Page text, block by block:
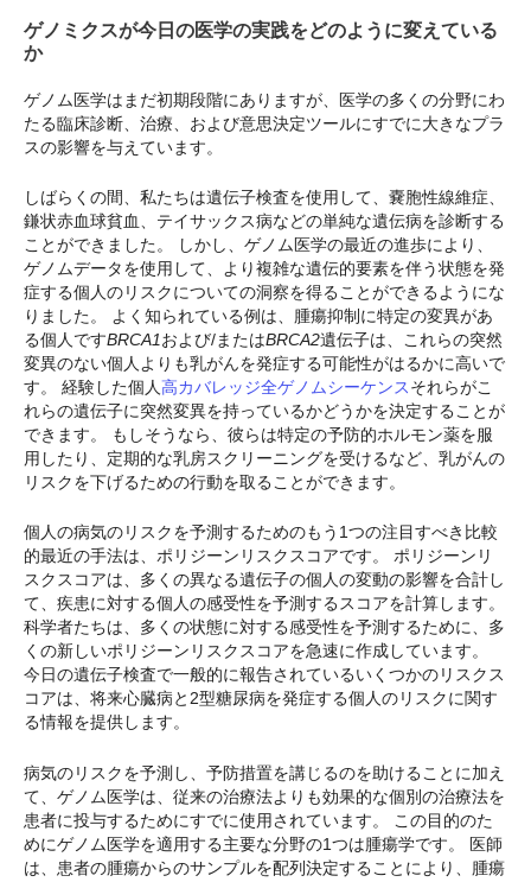
ゲノミクスが今日の医学の実践をどのように変えている
か
ゲノム医学はまだ初期段階にありますが、医学の多くの分野にわ
たる臨床診断、治療、および意思決定ツールにすでに大きなプラ
スの影響を与えています。
しばらくの間、私たちは遺伝子検査を使用して、嚢胞性線維症、
鎌状赤血球貧血、テイサックス病などの単純な遺伝病を診断する
ことができました。 しかし、ゲノム医学の最近の進歩により、
ゲノムデータを使用して、より複雑な遺伝的要素を伴う状態を発
症する個人のリスクについての洞察を得ることができるようにな
りました。 よく知られている例は、腫瘍抑制に特定の変異があ
る個人ですBRCA1および/またはBRCA2遺伝子は、これらの突然
変異のない個人よりも乳がんを発症する可能性がはるかに高いで
す。 経験した個人高カバレッジ全ゲノムシーケンスそれらがこ
れらの遺伝子に突然変異を持っているかどうかを決定することが
できます。 もしそうなら、彼らは特定の予防的ホルモン薬を服
用したり、定期的な乳房スクリーニングを受けるなど、乳がんの
リスクを下げるための行動を取ることができます。
個人の病気のリスクを予測するためのもう1つの注目すべき比較
的最近の手法は、ポリジーンリスクスコアです。 ポリジーンリ
スクスコアは、多くの異なる遺伝子の個人の変動の影響を合計し
て、疾患に対する個人の感受性を予測するスコアを計算します。
科学者たちは、多くの状態に対する感受性を予測するために、多
くの新しいポリジーンリスクスコアを急速に作成しています。
今日の遺伝子検査で一般的に報告されているいくつかのリスクス
コアは、将来心臓病と2型糖尿病を発症する個人のリスクに関す
る情報を提供します。
病気のリスクを予測し、予防措置を講じるのを助けることに加え
て、ゲノム医学は、従来の治療法よりも効果的な個別の治療法を
患者に投与するためにすでに使用されています。 この目的のた
めにゲノム医学を適用する主要な分野の1つは腫瘍学です。 医師
は、患者の腫瘍からのサンプルを配列決定することにより、腫瘍